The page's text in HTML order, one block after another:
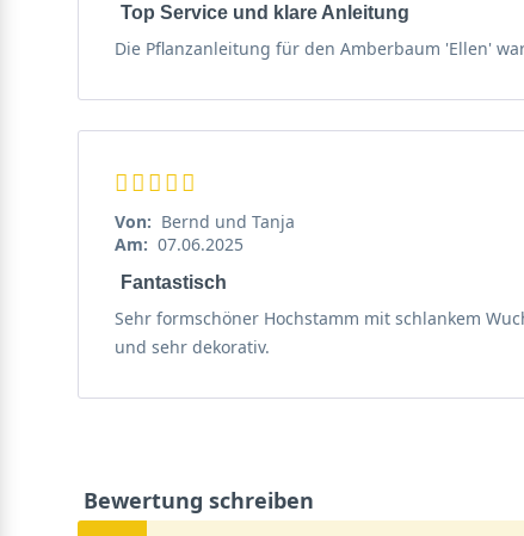
Celsius.
beeindruckenden Laubfärbung glänzen und ein
Nutzung des Amberbaums im Alltag
von Kaugummi seine Verwendung. Das Holz des
Die Blätter gelten als vitaminreich und werden in
Top Service und klare Anleitung
Die Pflanzanleitung für den Amberbaum 'Ellen'
Von: Bernd und Tanja
Am: 07.06.2025
Fantastisch
Sehr formschöner Hochstamm mit schlankem
und sehr dekorativ.
Bewertung schreiben